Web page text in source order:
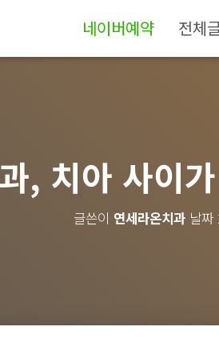
네이버예약 전체
, 치아 사이
글쓴이 연세라온치과 날짜